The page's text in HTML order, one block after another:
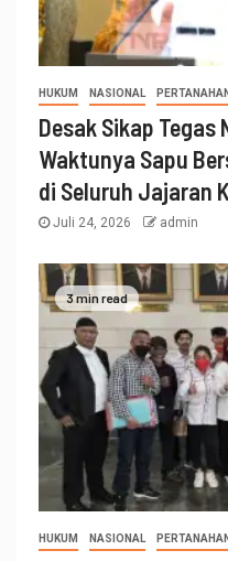
HUKUM NASIONAL PERTANAHAN
Desak Sikap Tegas
Waktunya Sapu
di Seluruh Jajaran
Juli 24, 2026 admin
3 min read
HUKUM NASIONAL PERTANAHAN